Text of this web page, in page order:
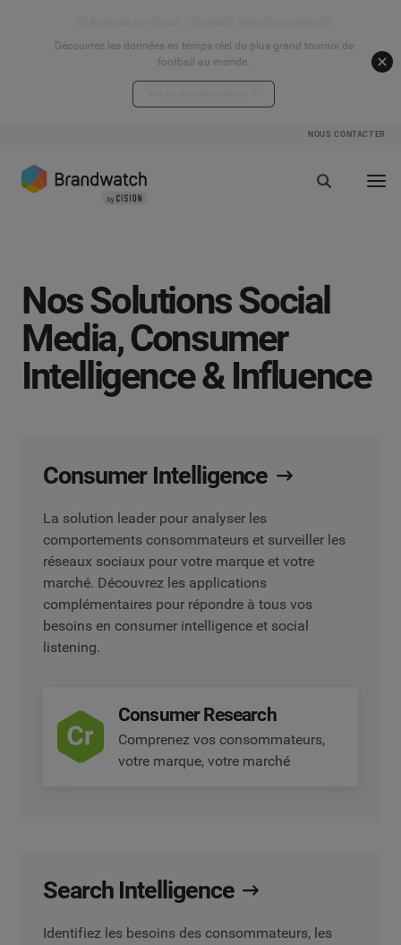
Découvrez les données en temps réel du plus grand tournoi de
football au monde.
NOUS CONTACTER
Nos Solutions Social
Media, Consumer
Intelligence & Influence
Consumer Intelligence
La solution leader pour analyser les
comportements consommateurs et surveiller les
réseaux sociaux pour votre marque et votre
marché. Découvrez les applications
complémentaires pour répondre à tous vos
besoins en consumer intelligence et social
listening.
Consumer Research
Comprenez vos consommateurs,
votre marque, votre marché
Search Intelligence
Identifiez les besoins des consommateurs, les